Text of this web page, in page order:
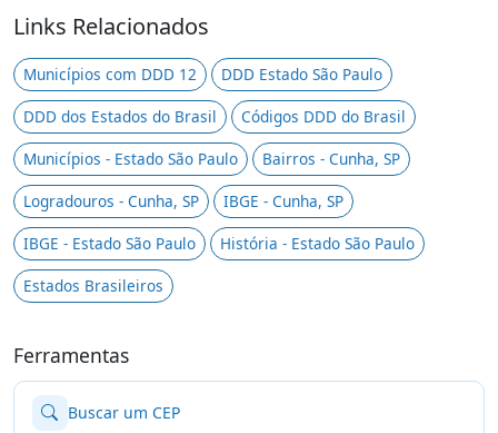
Links Relacionados
Municípios com DDD 12
DDD Estado São Paulo
DDD dos Estados do Brasil
Códigos DDD do Brasil
Municípios - Estado São Paulo
Bairros - Cunha, SP
Logradouros - Cunha, SP
IBGE - Cunha, SP
IBGE - Estado São Paulo
História - Estado São Paulo
Estados Brasileiros
Ferramentas
Buscar um CEP